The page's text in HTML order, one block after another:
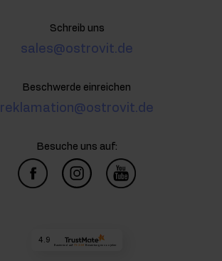
Schreib uns
sales@ostrovit.de
Beschwerde einreichen
reklamation@ostrovit.de
Besuche uns auf:
4.9
Basierend auf 73 226 Bewertungenvon jeher